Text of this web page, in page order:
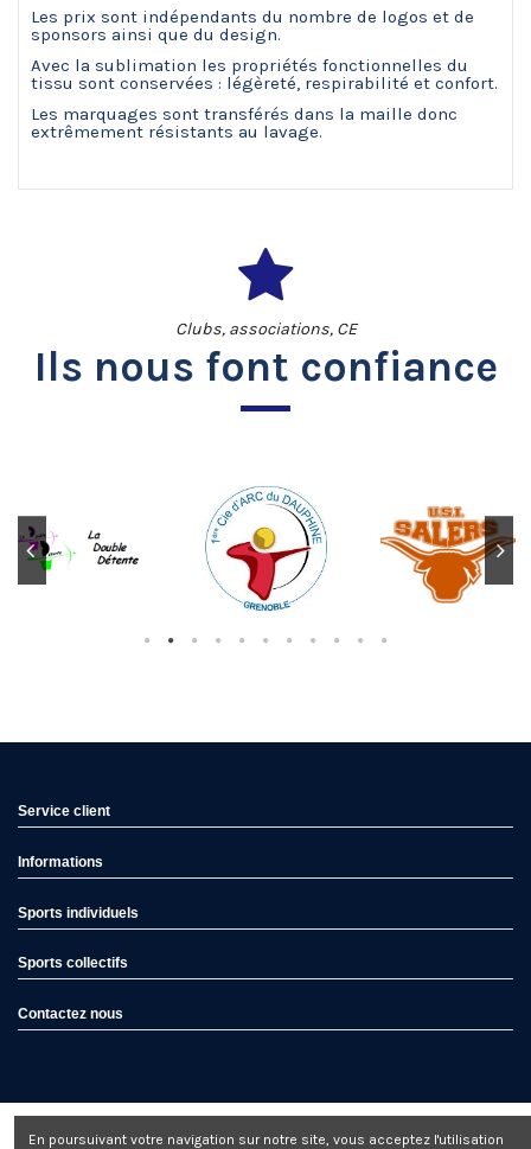
vous et pour vous une tenue unique !
Les prix sont indépendants du nombre de logos et de
sponsors ainsi que du design.
Avec la sublimation les propriétés fonctionnelles du
tissu sont conservées : légèreté, respirabilité et confort.
Les marquages sont transférés dans la maille donc
extrêmement résistants au lavage.
Clubs, associations, CE
Ils nous font confiance
Service client
Informations
Sports individuels
Sports collectifs
Contactez nous
En poursuivant votre navigation sur notre site, vous acceptez l'utilisation